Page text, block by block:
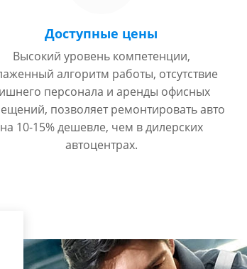
Доступные цены
Высокий уровень компетенции,
алгоритм работы, отсутствие
персонала и аренды офисных
позволяет ремонтировать авто
на 10-15% дешевле, чем в дилерских
автоцентрах.